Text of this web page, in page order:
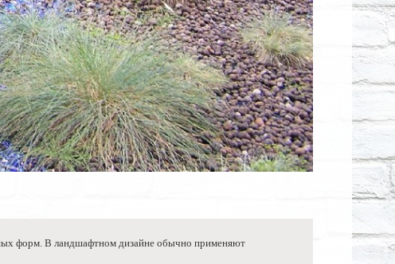
форм. В ландшафтном дизайне обычно применяют